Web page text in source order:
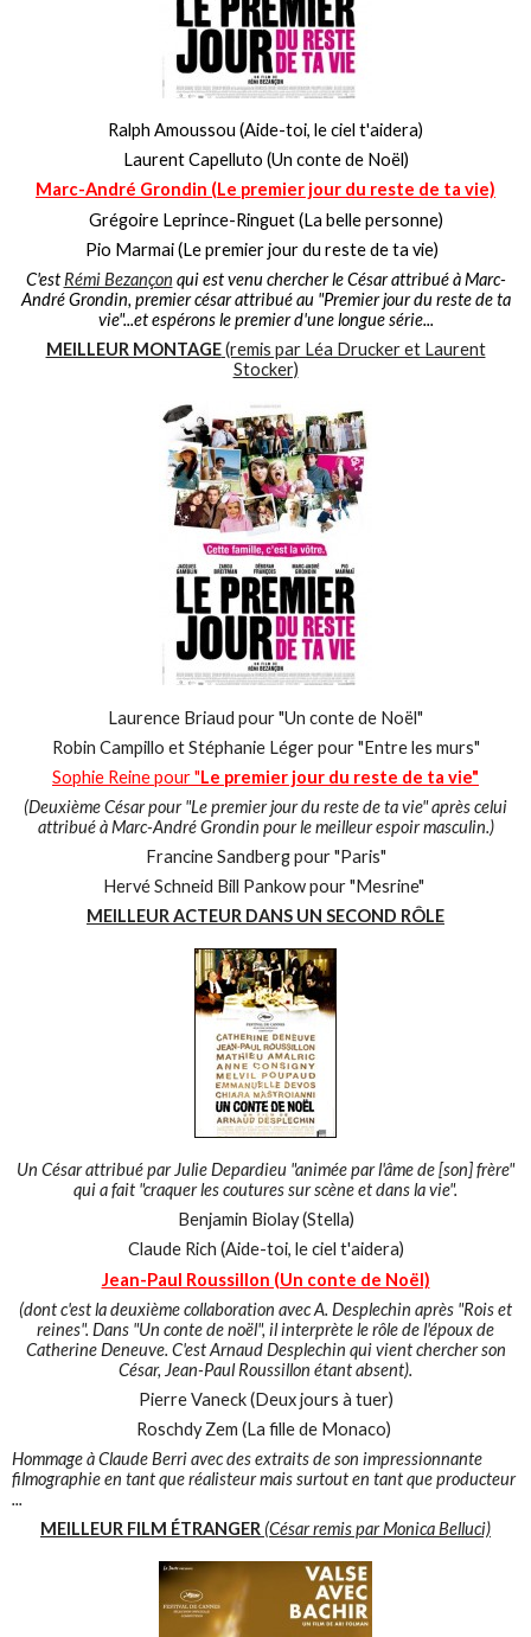
Ralph Amoussou (Aide-toi, le ciel t'aidera)
Laurent Capelluto (Un conte de Noël)
Marc-André Grondin (Le premier jour du reste de ta vie)
Grégoire Leprince-Ringuet (La belle personne)
Pio Marmai (Le premier jour du reste de ta vie)
C'est Rémi Bezançon qui est venu chercher le César attribué à Marc-
André Grondin, premier césar attribué au "Premier jour du reste de ta
vie"...et espérons le premier d'une longue série...
MEILLEUR MONTAGE(remis par Léa Drucker et Laurent
Stocker)
Laurence Briaud pour "Un conte de Noël"
Robin Campillo et Stéphanie Léger pour "Entre les murs"
Sophie Reine pour "Le premier jour du reste de ta vie"
(Deuxième César pour "Le premier jour du reste de ta vie" après celui
attribué à Marc-André Grondin pour le meilleur espoir masculin.)
Francine Sandberg pour "Paris"
Hervé Schneid Bill Pankow pour "Mesrine"
MEILLEUR ACTEUR DANS UN SECOND RÔLE
Un César attribué par Julie Depardieu "animée par l'âme de [son] frère"
qui a fait "craquer les coutures sur scène et dans la vie".
Benjamin Biolay (Stella)
Claude Rich (Aide-toi, le ciel t'aidera)
Jean-Paul Roussillon (Un conte de Noël)
(dont c'est la deuxième collaboration avec A. Desplechin après "Rois et
reines". Dans "Un conte de noël", il interprète le rôle de l'époux de
Catherine Deneuve. C'est Arnaud Desplechin qui vient chercher son
César, Jean-Paul Roussillon étant absent).
Pierre Vaneck (Deux jours à tuer)
Roschdy Zem (La fille de Monaco)
Hommage à Claude Berri avec des extraits de son impressionnante
filmographie en tant que réalisteur mais surtout en tant que producteur
...
MEILLEUR FILM ÉTRANGER (César remis par Monica Belluci)